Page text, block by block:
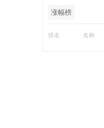
涨幅榜
排名 名称